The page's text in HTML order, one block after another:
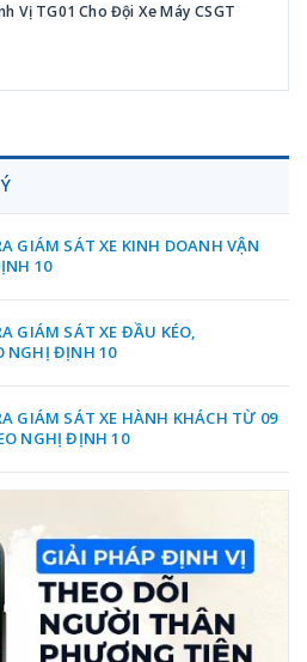
Vị TG01 Cho Đội Xe Máy CSGT
GIÁM SÁT XE KINH DOANH VẬN
10
GIÁM SÁT XE ĐẦU KÉO,
NGHỊ ĐỊNH 10
GIÁM SÁT XE HÀNH KHÁCH TỪ 09
NGHỊ ĐỊNH 10